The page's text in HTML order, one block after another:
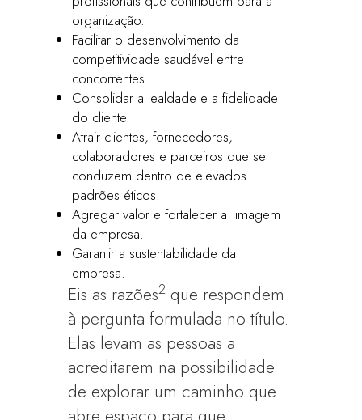
organização.
Facilitar o desenvolvimento da
competitividade saudável entre
concorrentes.
Consolidar a lealdade e a fidelidade
do cliente.
Atrair clientes, fornecedores,
colaboradores e parceiros que se
conduzem dentro de elevados
padrões éticos.
Agregar valor e fortalecer a imagem
da empresa.
Garantir a sustentabilidade da
empresa.
Eis as razões2 que respondem
à pergunta formulada no título.
Elas levam as pessoas a
acreditarem na possibilidade
de explorar um caminho que